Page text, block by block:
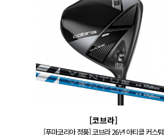
[코브라]
[푸마코리아 정품] 코브라 26년 아티클 커스텀